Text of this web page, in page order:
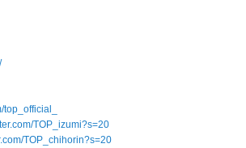
TOP_izumi?s=20
TOP_chihorin?s=20